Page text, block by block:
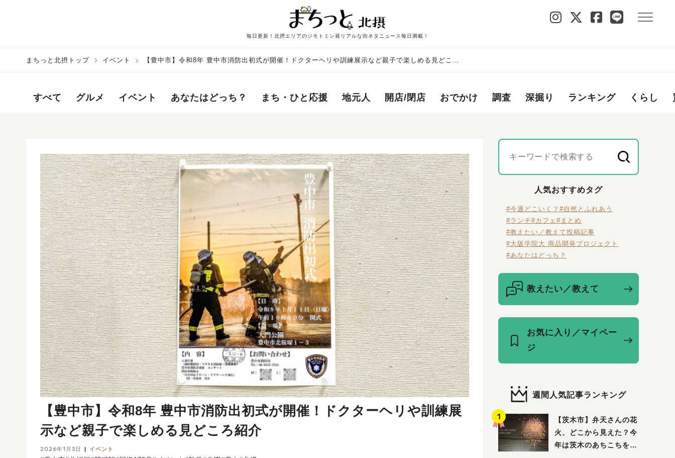
毎日更新！北摂エリアのジモトミン発リアルな街ネタニュース毎日満載！
まちっと北摂トップ イベント
【豊中市】令和8年 豊中市消防出初式が開催！ドクターヘリや訓練展示など親子で楽しめる見どころ
すべて グルメ イベント あなたはどっち？ まち・ひと応援 地元人 開店/閉店 おでかけ 調査 深掘り ランキング くらし
【豊中市】令和8年 豊中市消防出初式が開催！ドクターヘリや訓練展
示など親子で楽しめる見どころ紹介
2026年1月3日 イベント
人気おすすめタグ
#今週どこいく？ #自然とふれあう
#ランチ#カフェ #まとめ
#教えたい／教えて投稿記事
#大阪学院大 商品開発プロジェクト
#あなたはどっち？
教えたい／教えて
お気に入り／マイペー
ジ
週間人気記事ランキング
【茨木市】弁天さんの花
火、どこから見えた？今
年は茨木のあちこちを巡